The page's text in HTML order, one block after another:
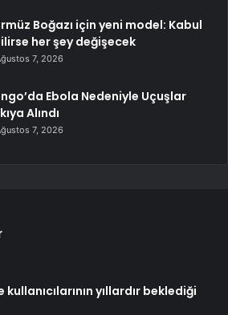
Boğazı için yeni model: Kabul
her şey değişecek
7, 2026
Ebola Nedeniyle Uçuşlar
Alındı
7, 2026
yıllardır beklediği